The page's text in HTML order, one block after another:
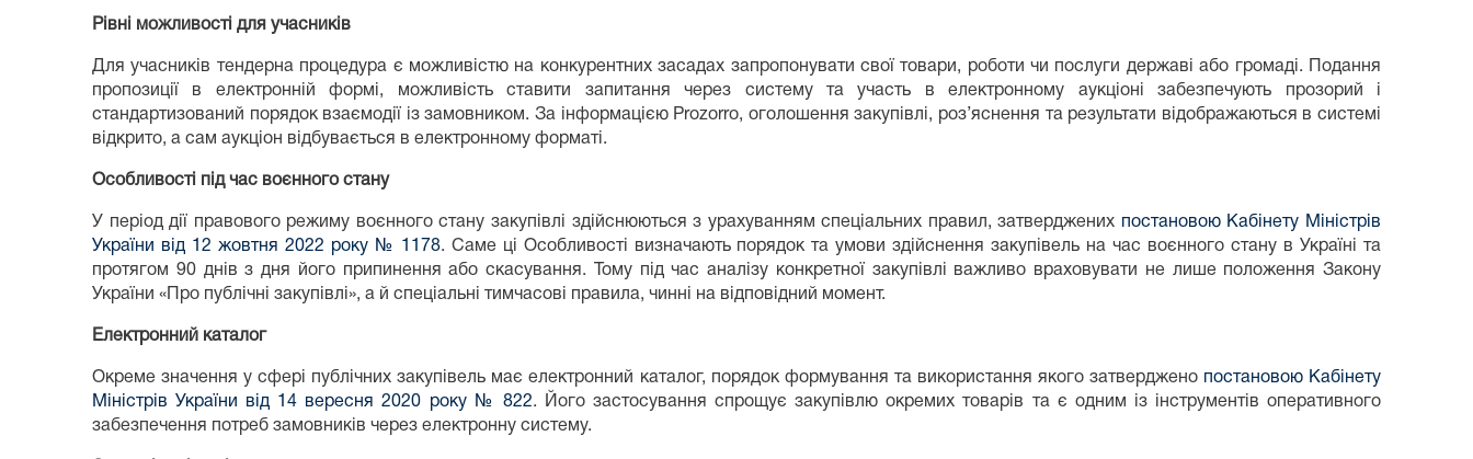
Рівні можливості для учасників
Для учасників тендерна процедура є можливістю на конкурентних засадах запропонувати свої товари, роботи чи послуги державі або громаді. Подання
пропозиції в електронній формі, можливість ставити запитання через систему та участь в електронному аукціоні забезпечують прозорий і
стандартизований порядок взаємодії із замовником. За інформацією Prozorro, оголошення закупівлі, роз’яснення та результати відображаються в системі
відкрито, а сам аукціон відбувається в електронному форматі.
Особливості під час воєнного стану
У період дії правового режиму воєнного стану закупівлі здійснюються з урахуванням спеціальних правил, затверджених постановою Кабінету Міністрів
України від 12 жовтня 2022 року № 1178. Саме ці Особливості визначають порядок та умови здійснення закупівель на час воєнного стану в Україні та
протягом 90 днів з дня його припинення або скасування. Тому під час аналізу конкретної закупівлі важливо враховувати не лише положення Закону
України «Про публічні закупівлі», а й спеціальні тимчасові правила, чинні на відповідний момент.
Електронний каталог
Окреме значення у сфері публічних закупівель має електронний каталог, порядок формування та використання якого затверджено постановою Кабінету
Міністрів України від 14 вересня 2020 року № 822. Його застосування спрощує закупівлю окремих товарів та є одним із інструментів оперативного
забезпечення потреб замовників через електронну систему.